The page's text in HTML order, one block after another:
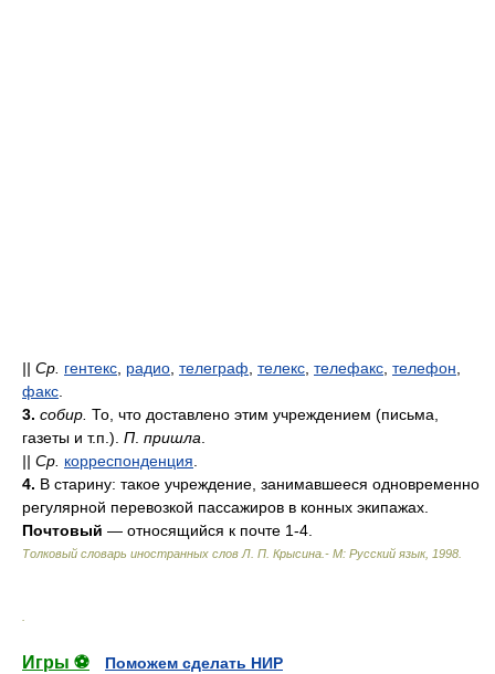
|| Ср. гентекс радио телеграф телекс телефакс телефон
факс
3. собир. То, что доставлено этим учреждением (письма,
газеты и т.п.). П пришла
|| Ср. корреспонденция
4. В старину: такое учреждение, занимавшееся одновременно
регулярной перевозкой пассажиров в конных экипажах.
Почтовый — относящийся к почте 1-4.
Толковый словарь иностранных слов Л. П. Крысина.- М: Русский язык, 1998
Игры ⚽
Поможем сделать НИР